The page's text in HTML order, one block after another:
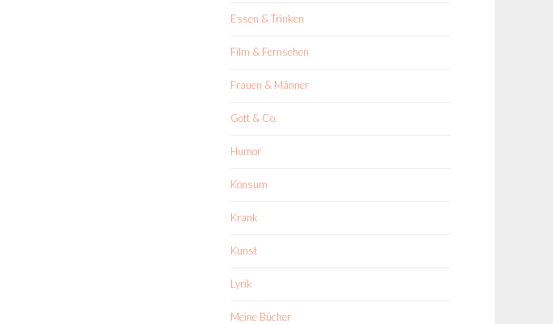
Essen & Trinken
Film & Fernsehen
Frauen & Männer
Gott & Co.
Humor
Konsum
Krank
Kunst
Lyrik
Meine Bücher